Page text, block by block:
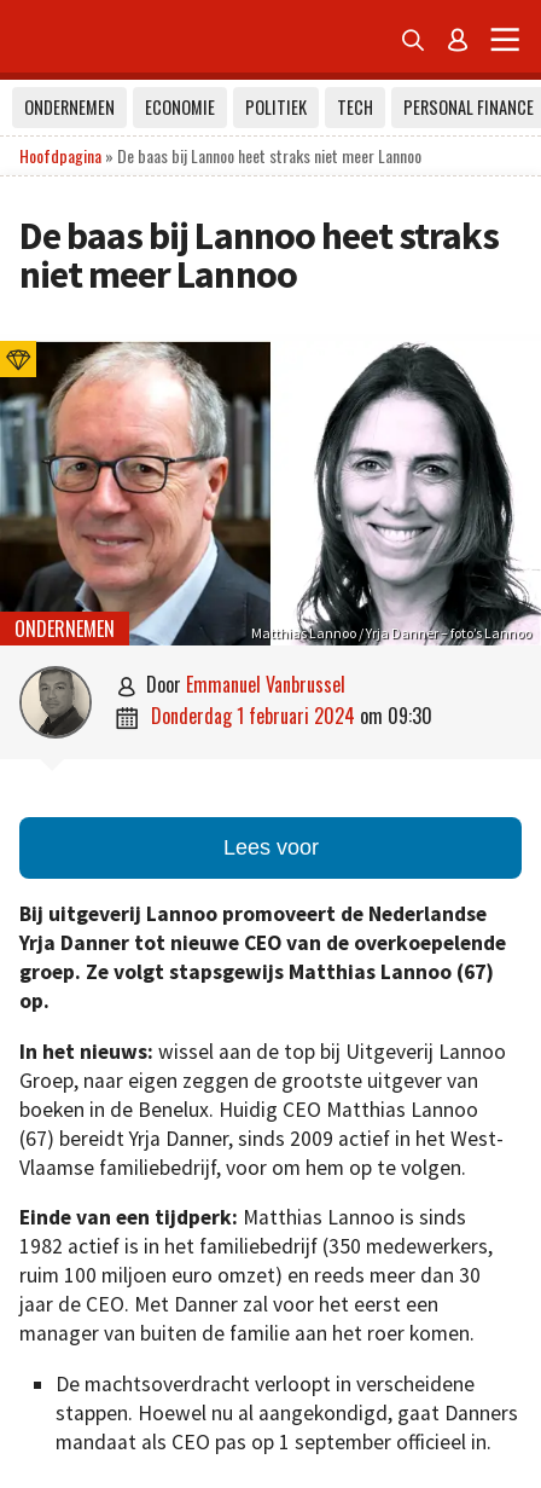
 
ONDERNEMEN ECONOMIE POLITIEK TECH
PERSONAL FINANCE
Hoofdpagina» De baas bij Lannoo heet straks niet meer Lannoo
De baas bij Lannoo heet straks
niet meer Lannoo
Matthias Lannoo / Yrja Danner – foto’s Lannoo
ONDERNEMEN
 door Emmanuel Vanbrussel
 donderdag 1 februari 2024 om 09:30
Lees voor
Bij uitgeverij Lannoo promoveert de Nederlandse
Yrja Danner tot nieuwe CEO van de overkoepelende
groep. Ze volgt stapsgewijs Matthias Lannoo (67)
op.
In het nieuws: wissel aan de top bij Uitgeverij Lannoo
Groep, naar eigen zeggen de grootste uitgever van
boeken in de Benelux. Huidig CEO Matthias Lannoo
(67) bereidt Yrja Danner, sinds 2009 actief in het West-
Vlaamse familiebedrijf, voor om hem op te volgen.
Einde van een tijdperk: Matthias Lannoo is sinds
1982 actief is in het familiebedrijf (350 medewerkers,
ruim 100 miljoen euro omzet) en reeds meer dan 30
jaar de CEO. Met Danner zal voor het eerst een
manager van buiten de familie aan het roer komen.
De machtsoverdracht verloopt in verscheidene
stappen. Hoewel nu al aangekondigd, gaat Danners
mandaat als CEO pas op 1 september officieel in.